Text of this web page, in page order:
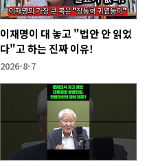
이재명이 대 놓고 "법안 안 읽었
다"고 하는 진짜 이유!
2026-8-7